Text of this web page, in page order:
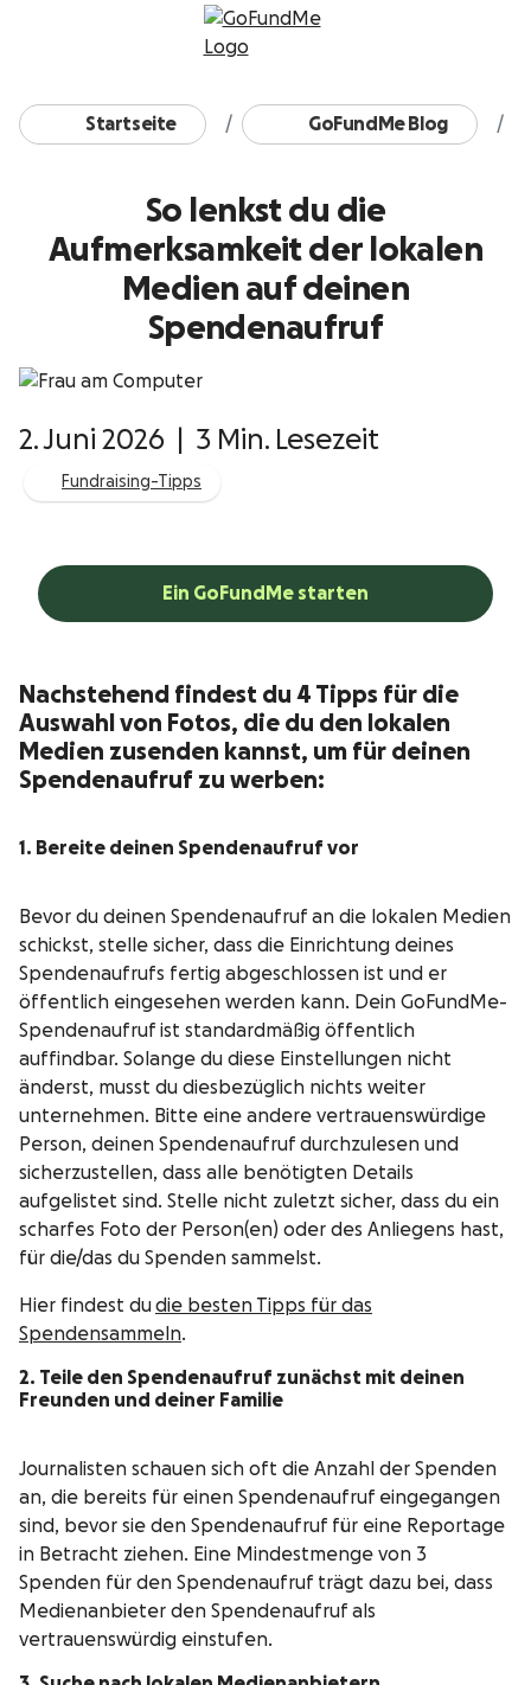
Zum Inhalt
Startseite GoFundMe Blog
So lenkst du die
Aufmerksamkeit der lokalen
Medien auf deinen
Spendenaufruf
2. Juni 2026 3 Min. Lesezeit
Fundraising-Tipps
Ein GoFundMe starten
Nachstehend findest du 4 Tipps für die
Auswahl von Fotos, die du den lokalen
Medien zusenden kannst, um für deinen
Spendenaufruf zu werben:
1. Bereite deinen Spendenaufruf vor
Bevor du deinen Spendenaufruf an die lokalen Medien
schickst, stelle sicher, dass die Einrichtung deines
Spendenaufrufs fertig abgeschlossen ist und er
öffentlich eingesehen werden kann. Dein GoFundMe-
Spendenaufruf ist standardmäßig öffentlich
auffindbar. Solange du diese Einstellungen nicht
änderst, musst du diesbezüglich nichts weiter
unternehmen. Bitte eine andere vertrauenswürdige
Person, deinen Spendenaufruf durchzulesen und
sicherzustellen, dass alle benötigten Details
aufgelistet sind. Stelle nicht zuletzt sicher, dass du ein
scharfes Foto der Person(en) oder des Anliegens hast,
für die/das du Spenden sammelst.
Hier findest dudie besten Tipps für das
Spendensammeln.
2. Teile den Spendenaufruf zunächst mit deinen
Freunden und deiner Familie
Journalisten schauen sich oft die Anzahl der Spenden
an, die bereits für einen Spendenaufruf eingegangen
sind, bevor sie den Spendenaufruf für eine Reportage
in Betracht ziehen. Eine Mindestmenge von 3
Spenden für den Spendenaufruf trägt dazu bei, dass
Medienanbieter den Spendenaufruf als
vertrauenswürdig einstufen.